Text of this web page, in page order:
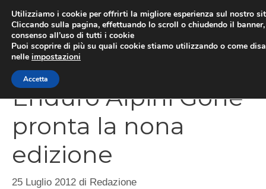
contenuto
Enduro Alpini Gorle
pronta la nona
edizione
25 Luglio 2012 di Redazione
Utilizziamo i cookie per offrirti la migliore esperienza sul nostro
Cliccando sulla pagina, effettuando lo scroll o chiudendo il
consenso all’uso di tutti i cookie
Puoi scoprire di più su quali cookie stiamo utilizzando o come
nelle impostazioni
Accetta